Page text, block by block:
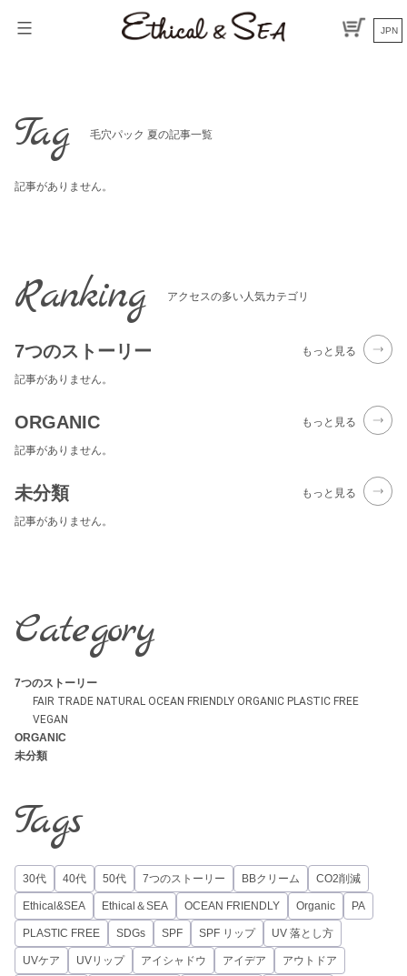
JPN
Tag 毛穴パック 夏の記事一覧
記事がありません。
Ranking アクセスの多い人気カテゴリ
7つのストーリー もっと見る
記事がありません。
ORGANIC もっと見る
記事がありません。
未分類 もっと見る
記事がありません。
Category
7つのストーリー
FAIR TRADE NATURAL OCEAN FRIENDLY ORGANIC PLASTIC FREE
VEGAN
ORGANIC
未分類
Tags
30代 40代 50代 7つのストーリー BBクリーム CO2削減
Ethical&SEA Ethical＆SEA OCEAN FRIENDLY Organic PA
PLASTIC FREE SDGs SPF SPF リップ UV 落とし方
UVケア UVリップ アイシャドウ アイデア アウトドア